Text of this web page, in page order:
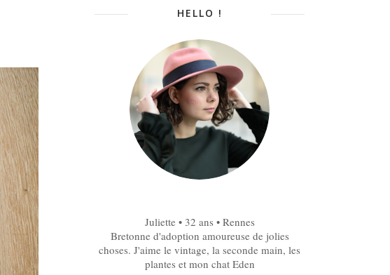
HELLO !
Juliette • 32 ans • Rennes
Bretonne d'adoption amoureuse de jolies
choses. J'aime le vintage, la seconde main, les
plantes et mon chat Eden